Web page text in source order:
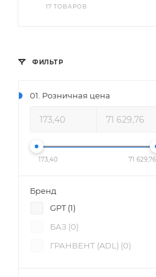
17 ТОВАРОВ
ФИЛЬТР
01. Розничная цена
173,40 71 629,76
Бренд
GPT (1)
БАЗ (0)
ГРАНВЕНТ (ADL) (0)